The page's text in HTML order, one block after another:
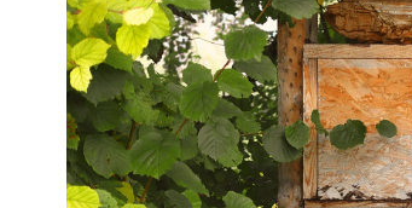
Red AECID
Equipo
Instalaciones
Visítanos
Actividades
> Ir a Actividades
Esta semana
Inscripciones
Participa
Envíanos tu propuesta
Buzón de sugerencias
Noticias
Convocatorias